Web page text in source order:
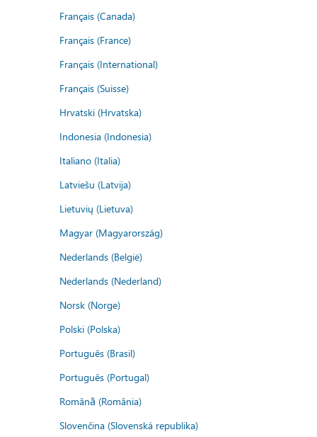
Français (Canada)
Français (France)
Français (International)
Français (Suisse)
Hrvatski (Hrvatska)
Indonesia (Indonesia)
Italiano (Italia)
Latviešu (Latvija)
Lietuvių (Lietuva)
Magyar (Magyarország)
Nederlands (België)
Nederlands (Nederland)
Norsk (Norge)
Polski (Polska)
Português (Brasil)
Português (Portugal)
Română (România)
Slovenčina (Slovenská republika)